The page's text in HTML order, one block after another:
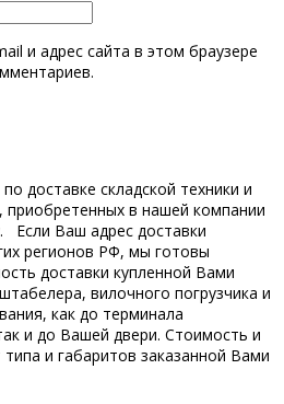
и адрес сайта в этом браузере
доставке складской техники и
приобретенных в нашей компании
Если Ваш адрес доставки
регионов РФ, мы готовы
доставки купленной Вами
вилочного погрузчика и
как до терминала
и до Вашей двери. Стоимость и
и габаритов заказанной Вами